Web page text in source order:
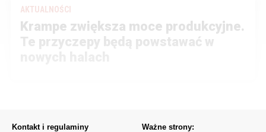
AKTUALNOŚCI
Krampe zwiększa moce produkcyjne.
Te przyczepy będą powstawać w
Kontakt i regulaminy
Ważne strony: